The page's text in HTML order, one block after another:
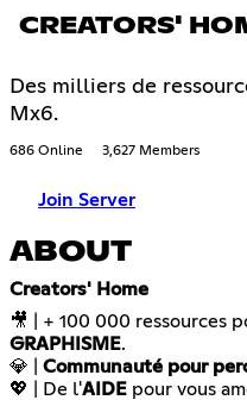
CREATORS'
Des milliers de
Mx6.
686 Online 3,627 Members
Join Server
ABOUT
Creators' Home
🎥 | + 100 000 ressources
GRAPHISME.
💎 | Communauté pour
💖 | De l'AIDE pour vous